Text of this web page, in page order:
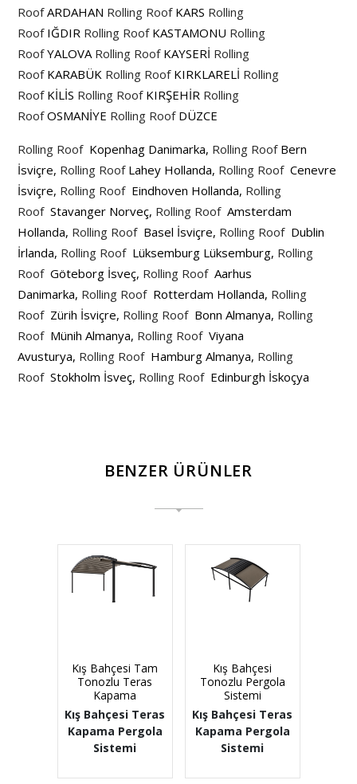
RoofARDAHAN Rolling RoofKARS Rolling
RoofIĞDIR Rolling RoofKASTAMONU Rolling
RoofYALOVA Rolling RoofKAYSERİ Rolling
RoofKARABÜK Rolling RoofKIRKLARELİ Rolling
RoofKİLİS Rolling RoofKIRŞEHİR Rolling
RoofOSMANİYE Rolling RoofDÜZCE
Rolling RoofKopenhag Danimarka, Rolling RoofBern
İsviçre, Rolling RoofLahey Hollanda, Rolling RoofCenevre
İsviçre, Rolling RoofEindhoven Hollanda, Rolling
RoofStavanger Norveç, Rolling RoofAmsterdam
Hollanda, Rolling RoofBasel İsviçre, Rolling RoofDublin
İrlanda, Rolling RoofLüksemburg Lüksemburg, Rolling
RoofGöteborg İsveç, Rolling RoofAarhus
Danimarka, Rolling RoofRotterdam Hollanda, Rolling
RoofZürih İsviçre, Rolling RoofBonn Almanya, Rolling
RoofMünih Almanya, Rolling RoofViyana
Avusturya, Rolling RoofHamburg Almanya, Rolling
RoofStokholm İsveç, Rolling RoofEdinburgh İskoçya
BENZER ÜRÜNLER
Kış Bahçesi Tam
Tonozlu Teras
Kapama
Kış Bahçesi Teras
Kapama Pergola
Sistemi
Kış Bahçesi
Tonozlu Pergola
Sistemi
Kış Bahçesi Teras
Kapama Pergola
Sistemi